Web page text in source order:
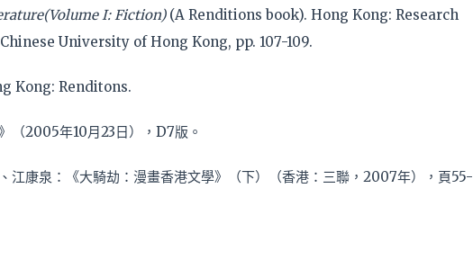
I: Fiction) (A Renditions book). Hong Kong: Research
University of Hong Kong, pp. 107-109.
Kong: Renditons.
（2005年10月23日），D7版。
江康泉：《大騎劫：漫畫香港文學》（下）（香港：三聯，2007年），頁55-